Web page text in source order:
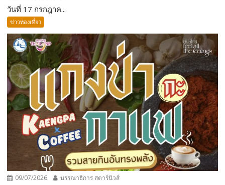
วันที่ 17 กรกฎาค...
ข่าวท่องเที่ยว
09/07/2026 บรรณาธิการ สตาร์นิวส์